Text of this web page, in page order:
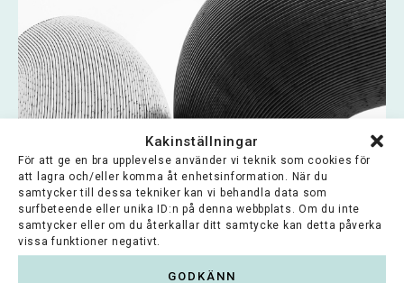
Kakinställningar
För att ge en bra upplevelse använder vi teknik som cookies för
att lagra och/eller komma åt enhetsinformation. När du
samtycker till dessa tekniker kan vi behandla data som
surfbeteende eller unika ID:n på denna webbplats. Om du inte
samtycker eller om du återkallar ditt samtycke kan detta påverka
vissa funktioner negativt.
GODKÄNN
Jaalan, Elimäen ja Valkealan
kehittämissäätiö